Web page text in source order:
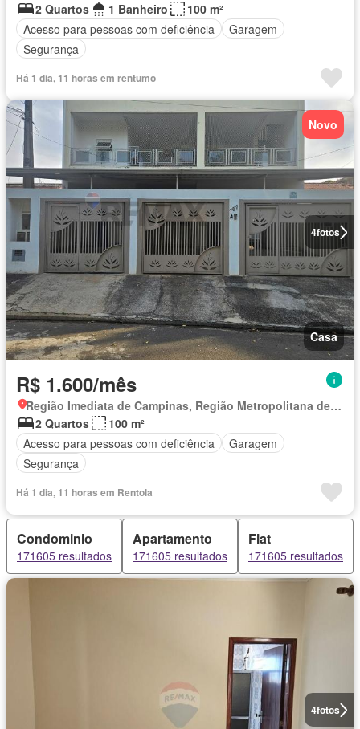
2 Quartos
1 Banheiro
100 m²
Acesso para pessoas com deficiência
Garagem
Segurança
Há 1 dia, 11 horas em rentumo
4fotos
Novo
Casa
R$ 1.600/mês
Região Imediata de Campinas, Região Metropolitana de Campinas
2 Quartos
100 m²
Acesso para pessoas com deficiência
Garagem
Segurança
Há 1 dia, 11 horas em Rentola
Condominio
171605 resultados
Apartamento
171605 resultados
Flat
171605 resultados
4fotos